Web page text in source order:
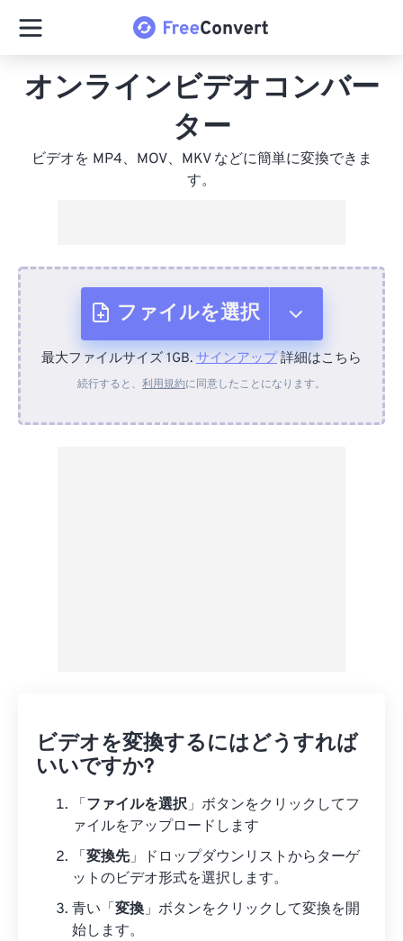
オンラインビデオコンバー
ター
ビデオを MP4、MOV、MKV などに簡単に変換できま
す。
ファイルを選択
デバイスから
最大ファイルサイズ 1GB. サインアップ詳細はこちら
続行すると、 利用規約に同意したことになります。
ビデオを変換するにはどうすれば
いいですか?
「 ファイルを選択」ボタンをクリックしてフ
ァイルをアップロードします
「 変換先」ドロップダウンリストからターゲ
ットのビデオ形式を選択します。
青い「 変換」ボタンをクリックして変換を開
始します。